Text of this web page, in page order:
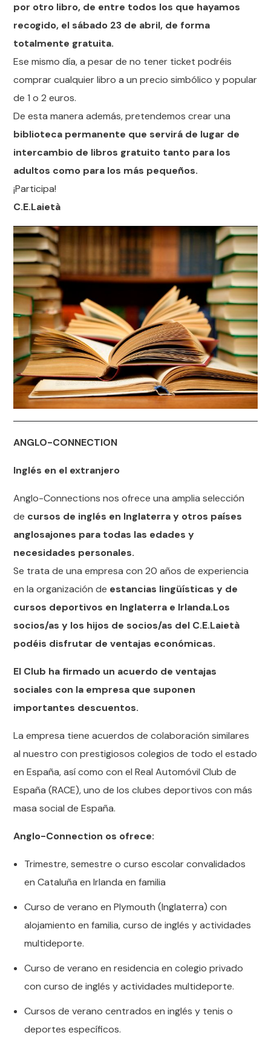
por otro libro, de entre todos los que hayamos
recogido, el sábado 23 de abril, de forma
totalmente gratuita.
Ese mismo día, a pesar de no tener ticket podréis
comprar cualquier libro a un precio simbólico y popular
de 1 o 2 euros.
De esta manera además, pretendemos crear una
biblioteca permanente que servirá de lugar de
intercambio de libros gratuito tanto para los
adultos como para los más pequeños.
¡Participa!
C.E.Laietà
ANGLO-CONNECTION
Inglés en el extranjero
Anglo-Connections nos ofrece una amplia selección
de cursos de inglés en Inglaterra y otros países
anglosajones para todas las edades y
necesidades personales.
Se trata de una empresa con 20 años de experiencia
en la organización de estancias lingüísticas y de
cursos deportivos en Inglaterra e Irlanda.Los
socios/as y los hijos de socios/as del C.E.Laietà
podéis disfrutar de ventajas económicas.
El Club ha firmado un acuerdo de ventajas
sociales con la empresa que suponen
importantes descuentos.
La empresa tiene acuerdos de colaboración similares
al nuestro con prestigiosos colegios de todo el estado
en España, así como con el Real Automóvil Club de
España (RACE), uno de los clubes deportivos con más
masa social de España.
Anglo-Connection os ofrece:
Trimestre, semestre o curso escolar convalidados
en Cataluña en Irlanda en familia
Curso de verano en Plymouth (Inglaterra) con
alojamiento en familia, curso de inglés y actividades
multideporte.
Curso de verano en residencia en colegio privado
con curso de inglés y actividades multideporte.
Cursos de verano centrados en inglés y tenis o
deportes específicos.